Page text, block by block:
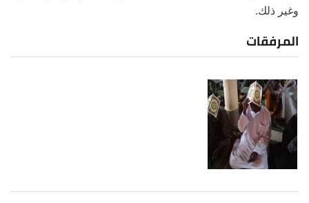
وغير ذلك.
المرفقات